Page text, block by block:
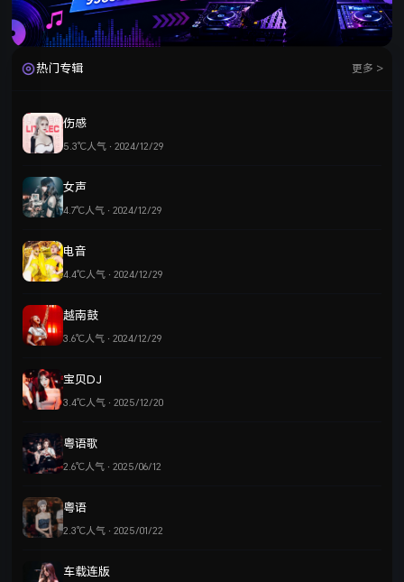
热门专辑 更多 >
伤感
5.3℃人气 · 2024/12/29
女声
4.7℃人气 · 2024/12/29
电音
4.4℃人气 · 2024/12/29
越南鼓
3.6℃人气 · 2024/12/29
宝贝DJ
3.4℃人气 · 2025/12/20
粤语歌
2.6℃人气 · 2025/06/12
粤语
2.3℃人气 · 2025/01/22
车载连版